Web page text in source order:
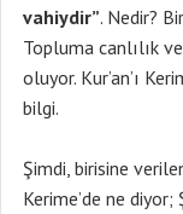
vahiydir”. Nedir?
Topluma canlılık
oluyor. Kur’an’ı
bilgi.
Şimdi, birisine
Kerime’de ne